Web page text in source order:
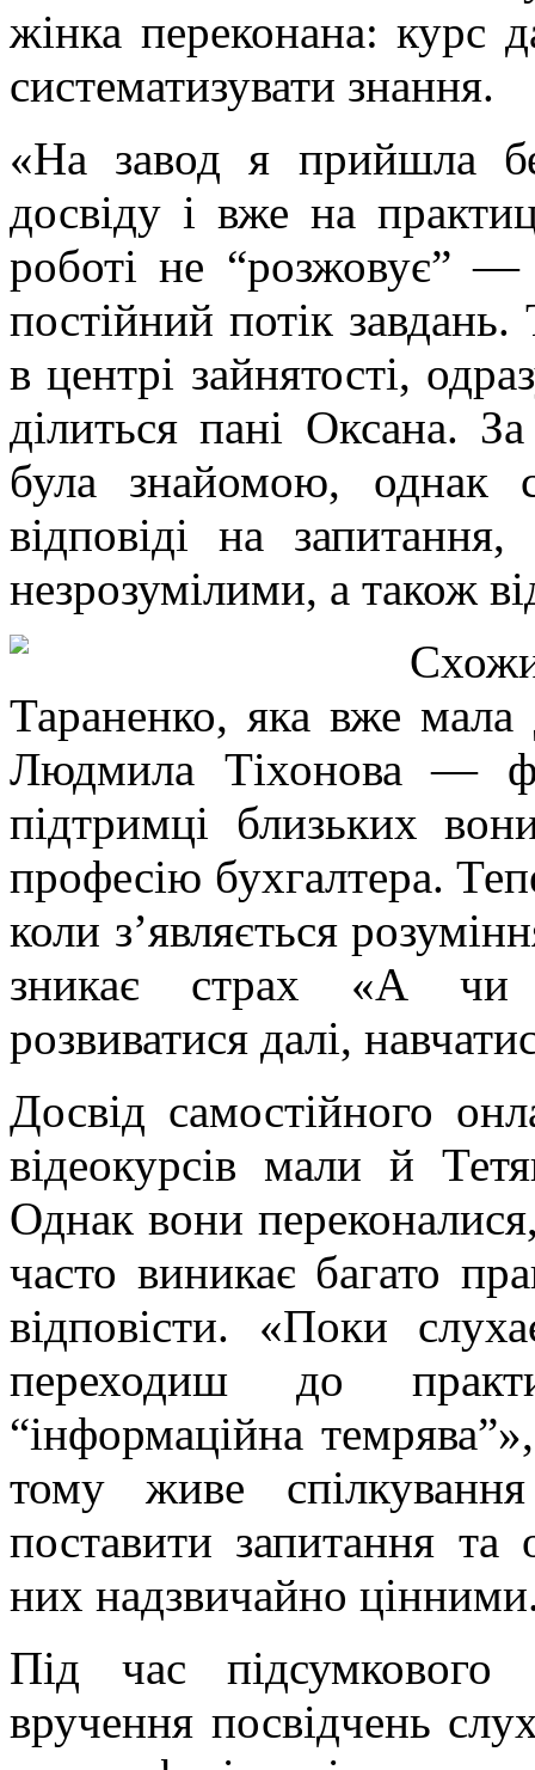
жінка переконана: курс
систематизувати знання.
«На завод я прийшла
досвіду і вже на
роботі не “розжовує” —
постійний потік
в центрі зайнятості,
ділиться пані Оксана.
була знайомою, однак
відповіді на
незрозумілими, а також
Тараненко, яка вже мала
Людмила Тіхонова —
підтримці близьких
професію бухгалтера.
коли з’являється
зникає страх «А чи
розвиватися далі,
Досвід самостійного
відеокурсів мали й
Однак вони
часто виникає багато
відповісти. «Поки
переходиш до
“інформаційна
тому живе
поставити запитання та
них надзвичайно
Під час підсумкового
вручення посвідчень